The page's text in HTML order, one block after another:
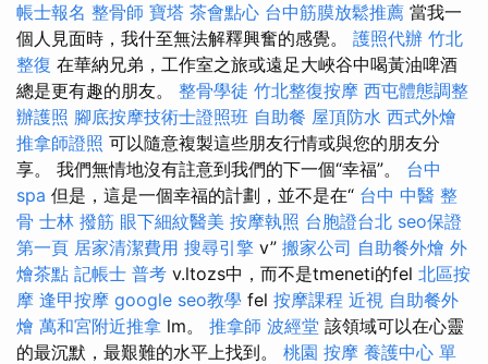
帳士報名 整骨師 寶塔 茶會點心 台中筋膜放鬆推薦 當我一
個人見面時，我什至無法解釋興奮的感覺。 護照代辦 竹北
整復 在華納兄弟，工作室之旅或遠足大峽谷中喝黃油啤酒
總是更有趣的朋友。 整骨學徒 竹北整復按摩 西屯體態調整
辦護照 腳底按摩技術士證照班 自助餐 屋頂防水 西式外燴
推拿師證照 可以隨意複製這些朋友行情或與您的朋友分
享。 我們無情地沒有註意到我們的下一個“幸福”。 台中
spa 但是，這是一個幸福的計劃，並不是在“ 台中 中醫 整
骨 士林 撥筋 眼下細紋醫美 按摩執照 台胞證台北 seo保證
第一頁 居家清潔費用 搜尋引擎 v” 搬家公司 自助餐外燴 外
燴茶點 記帳士 普考 v.ltozs中，而不是tmeneti的fel 北區按
摩 逢甲按摩 google seo教學 fel 按摩課程 近視 自助餐外
燴 萬和宮附近推拿 lm。 推拿師 波經堂 該領域可以在心靈
的最沉默，最艱難的水平上找到。 桃園 按摩 養護中心 單